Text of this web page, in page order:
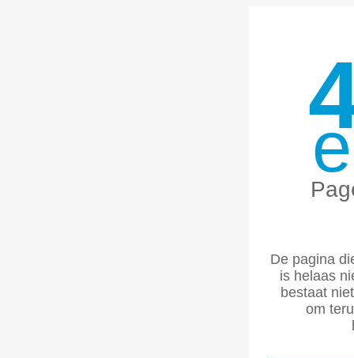
De pagina
is helaas
bestaat
om